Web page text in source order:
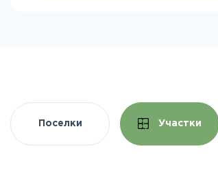
Поселки Участки